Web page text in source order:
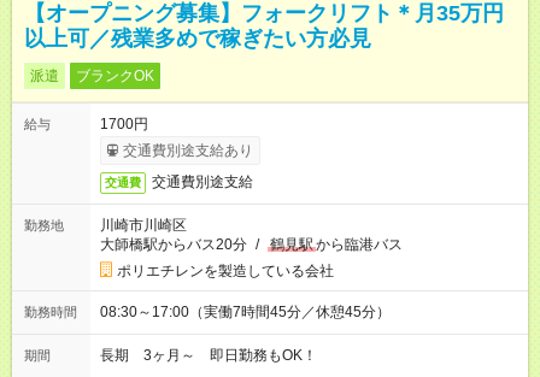
【オープニング募集】フォークリフト＊月35万円
以上可／残業多めで稼ぎたい方必見
派遣 ブランクOK
給与
1700円
交通費別途支給あり
交通費 交通費別途支給
勤務地
川崎市川崎区
大師橋駅からバス20分 / 鶴見駅から臨港バス
ポリエチレンを製造している会社
勤務時間 08:30～17:00（実働7時間45分／休憩45分）
期間 長期 3ヶ月～ 即日勤務もOK！